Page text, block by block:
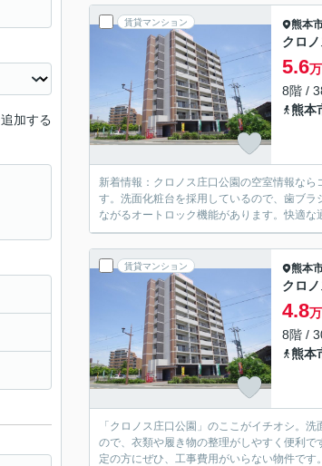
賃貸マンション 熊本
クロ
5.6
8階 /
熊本
新着情報：クロノス庄口公園の空室情報な
す。洗面化粧台を採用しているので、歯ブ
ながるオートロック機能があります。快適
賃貸マンション 熊本
クロ
4.8
8階 /
熊本
「クロノス庄口公園」のここがイチオシ。
ので、衣類や履き物の整理がしやすく便利
定の方にぜひ、工事費用がいらない物件で
追加する